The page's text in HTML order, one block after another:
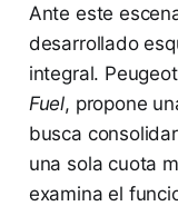
Ante este
desarrollado
integral.
Fuel, propone
busca
una sola cuota
examina el